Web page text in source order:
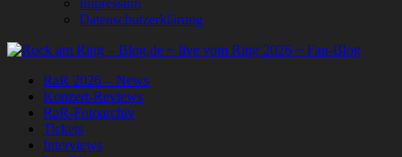
Impressum
Datenschutzerklärung
RaR 2026 – News
Konzert-Reviews
RaR-Fotoarchiv
Tickets
Interviews